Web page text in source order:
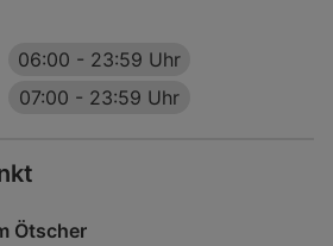
06:00 - 23:59 Uhr
07:00 - 23:59 Uhr
Ötscher